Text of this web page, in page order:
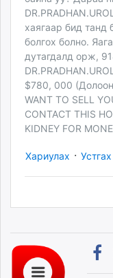
хаягаар бид танд
болгох болно.
дутагдалд орж,
$780, 000
WANT TO SELL
CONTACT THIS
KIDNEY FOR
Хариулах · Устгах